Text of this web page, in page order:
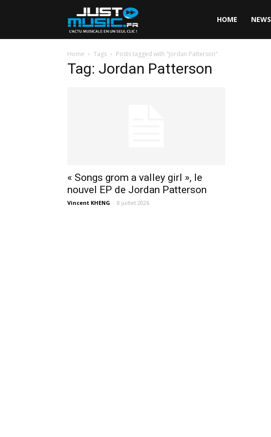
HOME NEWS
Home Tags Posts tagged with "Jordan Patterson"
Tag: Jordan Patterson
« Songs grom a valley girl », le
nouvel EP de Jordan Patterson
Vincent KHENG - 8 juillet 2026